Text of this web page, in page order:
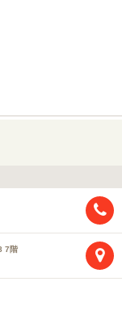
7階